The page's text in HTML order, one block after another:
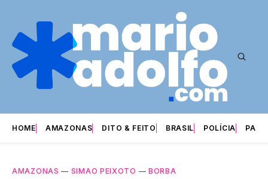
HOME AMAZONAS DITO & FEITO BRASIL POLÍCIA
AMAZONAS — SIMAO PEIXOTO — BORBA